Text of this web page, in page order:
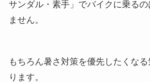
サンダル・素手」でバイクに乗るの
ません。
もちろん暑さ対策を優先したくな
ります。